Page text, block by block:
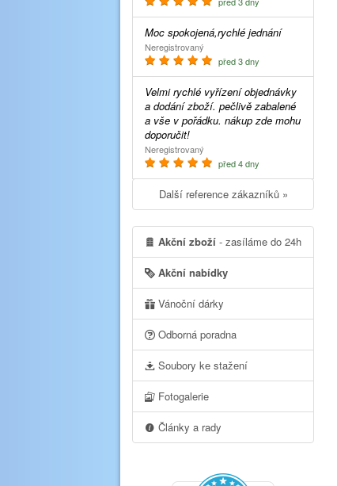
Moc spokojená,rychlé jednání
Neregistrovaný
před 3 dny
Velmi rychlé vyřízení objednávky
a dodání zboží. pečlivě zabalené
a vše v pořádku. nákup zde mohu
doporučit!
Neregistrovaný
před 4 dny
Další reference zákazníků »
Akční zboží - zasíláme do 24h
Akční nabídky
Vánoční dárky
Odborná poradna
Soubory ke stažení
Fotogalerie
Články a rady